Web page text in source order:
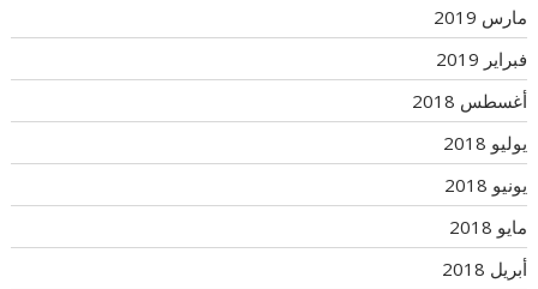
مارس 2019
فبراير 2019
أغسطس 2018
يوليو 2018
يونيو 2018
مايو 2018
أبريل 2018